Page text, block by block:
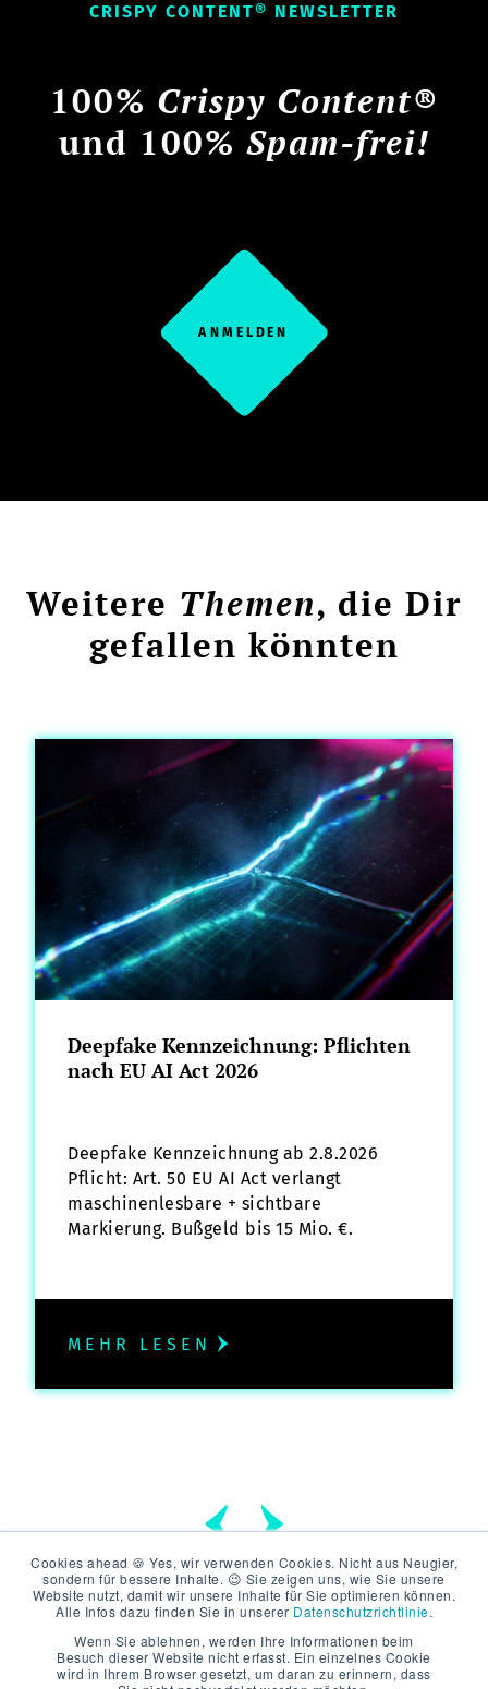
Cookies ahead 🍪 Yes, wir verwenden Cookies. Nicht aus Neugier,
sondern für bessere Inhalte. 😉 Sie zeigen uns, wie Sie unsere
Website nutzt, damit wir unsere Inhalte für Sie optimieren können.
Alle Infos dazu finden Sie in unserer Datenschutzrichtlinie.
Wenn Sie ablehnen, werden Ihre Informationen beim
Besuch dieser Website nicht erfasst. Ein einzelnes Cookie
wird in Ihrem Browser gesetzt, um daran zu erinnern, dass
CRISPY CONTENT® NEWSLETTER
100% Crispy Content®
und 100% Spam-frei!
ANMELDEN
Weitere Themen, die Dir
gefallen könnten
Deepfake Kennzeichnung: Pflichten
nach EU AI Act 2026
Deepfake Kennzeichnung ab 2.8.2026
Pflicht: Art. 50 EU AI Act verlangt
maschinenlesbare + sichtbare
Markierung. Bußgeld bis 15 Mio. €.
MEHR LESEN